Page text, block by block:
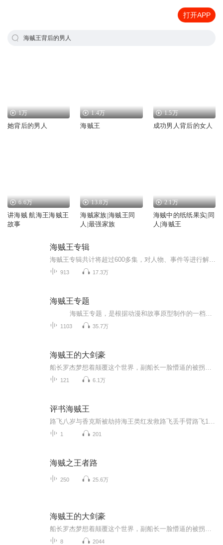
打开APP
海贼王背后的男人
1万
她背后的男人
1.4万
海贼王
1.5万
成功男人背后的女人
6.6万
讲海贼 航海王海贼王
故事
13.8万
海贼家族|海贼王同
人|最强家族
2.1万
海贼中的纸纸果实|同
人|海贼王
海贼王专辑
913 17.3万
海贼王专题
1103 35.7万
海贼王的大剑豪
121 6.1万
评书海贼王
1 201
海贼之王者路
250 25.6万
海贼王的大剑豪
8 2044